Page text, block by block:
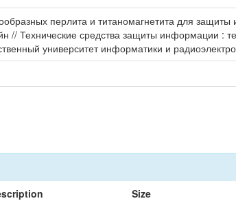
перлита и титаномагнетита для защиты
Технические средства защиты информации :
университет информатики и
Size